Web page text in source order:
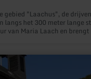
gebied "Laachus", de
langs het 300 meter lange
van Maria Laach en brengt